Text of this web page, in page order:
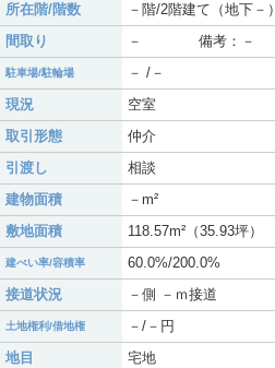
所在階/階数
－階/2階建て（地下－）
間取り
－ 備考：－
駐車場/駐輪場
－ /－
現況
空室
取引形態
仲介
引渡し
相談
建物面積
－m²
敷地面積
118.57m²（35.93坪）
建ぺい率/容積率
60.0%/200.0%
接道状況
－側 －ｍ接道
土地権利/借地権
－/－円
地目
宅地